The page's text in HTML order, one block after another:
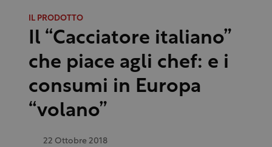
IL PRODOTTO
Il “Cacciatore italiano”
che piace agli chef: e i
consumi in Europa
“volano”
22 Ottobre 2018